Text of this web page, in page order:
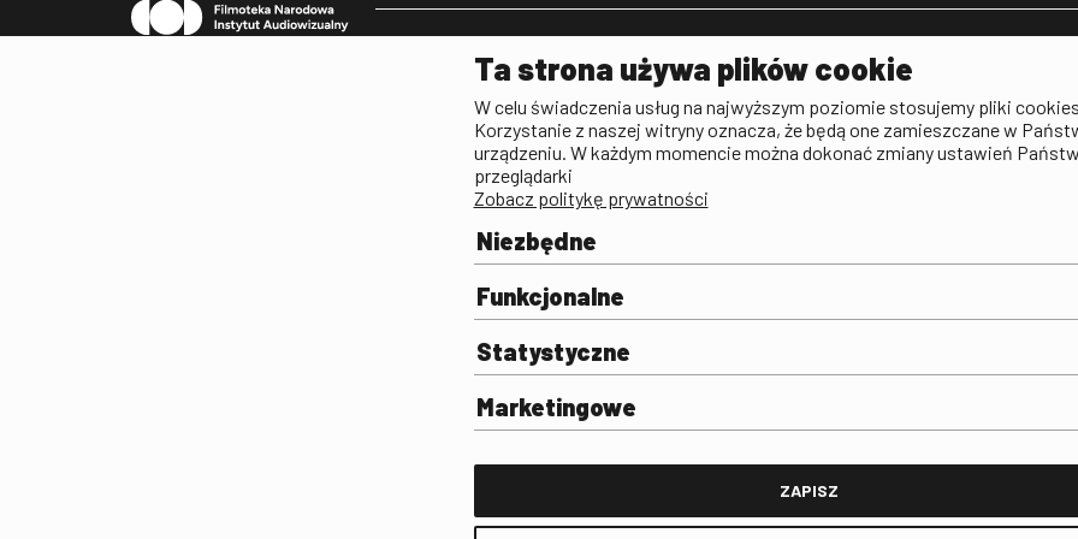
Biogramy.pl. Polski Portal
Filmoteka Szkolna
Olimpiada Wiedzy o Filmie i
Komunikacji Społecznej
Repozytorium Cyfrowe
Wynajem przestrzeni FINA
Aktualności
Publicystyka filmowa
Deklaracja dostępności
Polityka antykorupcyjna
Praca w FINA
Ta strona używa plików cookie
W celu świadczenia usług na najwyższym poziomie stosujemy pliki cookies.
Korzystanie z naszej witryny oznacza, że będą one zamieszczane w
urządzeniu. W każdym momencie można dokonać zmiany ustawień
przeglądarki
Zobacz politykę prywatności
Niezbędne
Funkcjonalne
Statystyczne
Marketingowe
ZAPISZ